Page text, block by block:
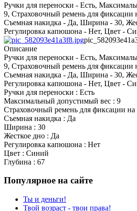
Ручки для переноски - Есть,
9, Страховочный ремень для фиксации
Съемная накидка - Да, Ширина - 30,
Регулировка капюшона - Нет, Цвет -
Описание
Ручки для переноски - Есть,
9, Страховочный ремень для фиксации
Съемная накидка - Да, Ширина - 30,
Регулировка капюшона - Нет, Цвет -
Ручки для переноски : Есть
Максимальный допустимый вес : 9
Страховочный ремень для фиксации на
Съемная накидка : Да
Ширина : 30
Жесткое дно : Да
Регулировка капюшона : Нет
Цвет : Синий
Глубина : 67
Популярное на сайте
Ты и деньги!
Твой возраст - твои права!